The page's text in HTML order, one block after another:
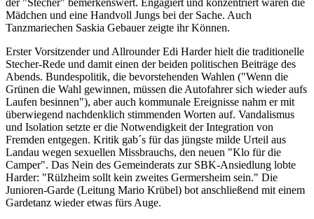
Mädchen und eine Handvoll Jungs bei der Sache. Auch
Tanzmariechen Saskia Gebauer zeigte ihr Können.
Erster Vorsitzender und Allrounder Edi Harder hielt die traditionelle
Stecher-Rede und damit einen der beiden politischen Beiträge des
Abends. Bundespolitik, die bevorstehenden Wahlen ("Wenn die
Grünen die Wahl gewinnen, müssen die Autofahrer sich wieder aufs
Laufen besinnen"), aber auch kommunale Ereignisse nahm er mit
überwiegend nachdenklich stimmenden Worten auf. Vandalismus
und Isolation setzte er die Notwendigkeit der Integration von
Fremden entgegen. Kritik gab´s für das jüngste milde Urteil aus
Landau wegen sexuellen Missbrauchs, den neuen "Klo für die
Camper". Das Nein des Gemeinderats zur SBK-Ansiedlung lobte
Harder: "Rülzheim sollt kein zweites Germersheim sein." Die
Junioren-Garde (Leitung Mario Krübel) bot anschließend mit einem
Gardetanz wieder etwas fürs Auge.